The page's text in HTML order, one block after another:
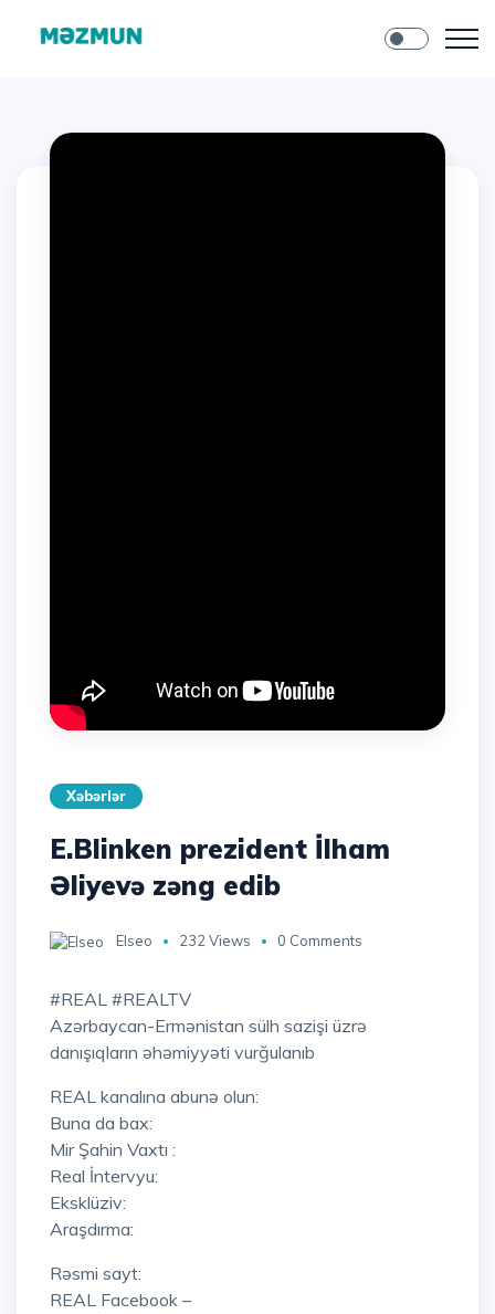
Xəbərlər
E.Blinken prezident İlham
Əliyevə zəng edib
Elseo 232 Views 0 Comments
#REAL #REALTV
Azərbaycan-Ermənistan sülh sazişi üzrə
danışıqların əhəmiyyəti vurğulanıb
REAL kanalına abunə olun:
Buna da bax:
Mir Şahin Vaxtı :
Real İntervyu:
Eksklüziv:
Araşdırma:
Rəsmi sayt:
REAL Facebook –